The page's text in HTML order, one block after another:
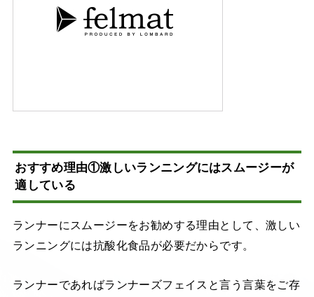
おすすめ理由①激しいランニングにはスムージーが
適している
ランナーにスムージーをお勧めする理由として、激しい
ランニングには抗酸化食品が必要だからです。
ランナーであればランナーズフェイスと言う言葉をご存